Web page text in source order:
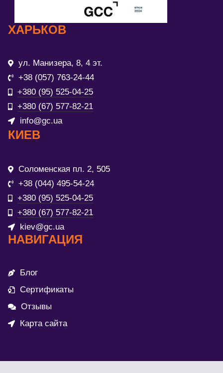
ХАРЬКОВ
ул. Манизера, 8, 4 эт.
+38 (057) 763-24-44
+380 (95) 525-04-25
+380 (67) 577-82-21
info@gc.ua
КИЕВ
Соломенская пл. 2, 505
+38 (044) 495-54-24
+380 (95) 525-04-25
+380 (67) 577-82-21
kiev@gc.ua
НАВИГАЦИЯ
Блог
Сертификаты
Отзывы
Карта сайта